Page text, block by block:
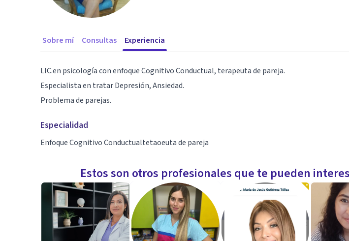
Sobre mí Consultas Experiencia
LIC.en psicología con enfoque Cognitivo Conductual, terapeuta de pareja.
Especialista en tratar Depresión, Ansiedad.
Problema de parejas.
Especialidad
Enfoque Cognitivo Conductualtetaoeuta de pareja
Estos son otros profesionales que te pueden